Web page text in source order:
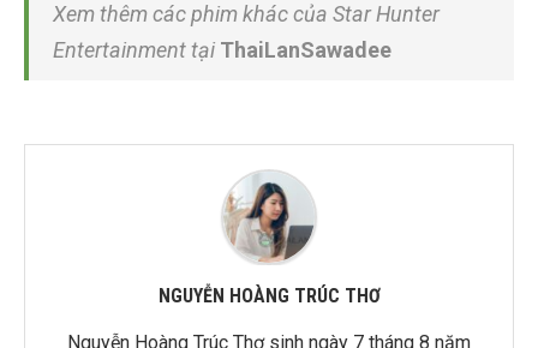
Xem thêm các phim khác của Star Hunter
Entertainment tại ThaiLanSawadee
NGUYỄN HOÀNG TRÚC THƠ
Nguyễn Hoàng Trúc Thơ sinh ngày 7 tháng 8 năm